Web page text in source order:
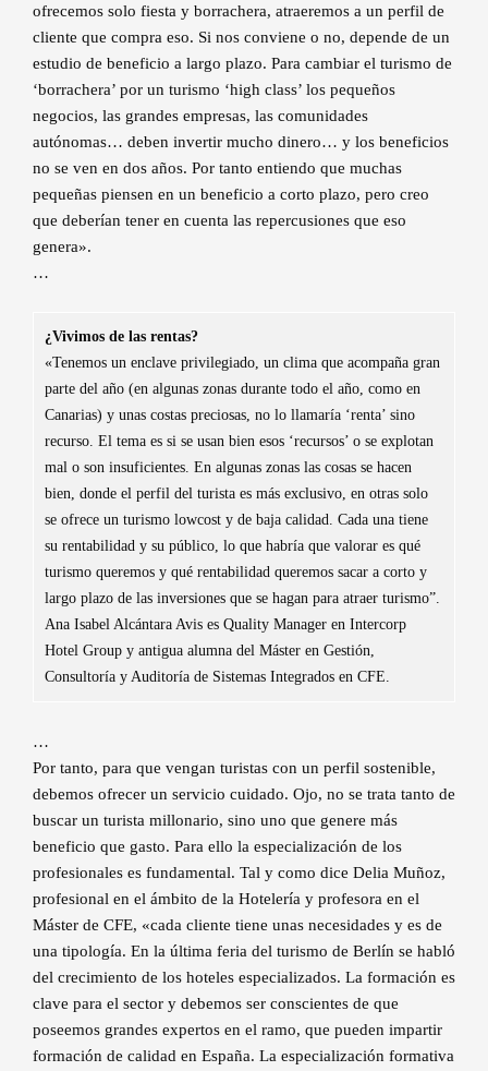
ofrecemos solo fiesta y borrachera, atraeremos a un perfil de
cliente que compra eso. Si nos conviene o no, depende de un
estudio de beneficio a largo plazo. Para cambiar el turismo de
‘borrachera’ por un turismo ‘high class’ los pequeños
negocios, las grandes empresas, las comunidades
autónomas… deben invertir mucho dinero… y los beneficios
no se ven en dos años. Por tanto entiendo que muchas
pequeñas piensen en un beneficio a corto plazo, pero creo
que deberían tener en cuenta las repercusiones que eso
genera».
…
¿Vivimos de las rentas?
«Tenemos un enclave privilegiado, un clima que acompaña gran
parte del año (en algunas zonas durante todo el año, como en
Canarias) y unas costas preciosas, no lo llamaría ‘renta’ sino
recurso. El tema es si se usan bien esos ‘recursos’ o se explotan
mal o son insuficientes. En algunas zonas las cosas se hacen
bien, donde el perfil del turista es más exclusivo, en otras solo
se ofrece un turismo lowcost y de baja calidad. Cada una tiene
su rentabilidad y su público, lo que habría que valorar es qué
turismo queremos y qué rentabilidad queremos sacar a corto y
largo plazo de las inversiones que se hagan para atraer turismo”.
Ana Isabel Alcántara Avis es Quality Manager en Intercorp
Hotel Group y antigua alumna del Máster en Gestión,
Consultoría y Auditoría de Sistemas Integrados en CFE.
…
Por tanto, para que vengan turistas con un perfil sostenible,
debemos ofrecer un servicio cuidado. Ojo, no se trata tanto de
buscar un turista millonario, sino uno que genere más
beneficio que gasto. Para ello la especialización de los
profesionales es fundamental. Tal y como dice Delia Muñoz,
profesional en el ámbito de la Hotelería y profesora en el
Máster de CFE, «cada cliente tiene unas necesidades y es de
una tipología. En la última feria del turismo de Berlín se habló
del crecimiento de los hoteles especializados. La formación es
clave para el sector y debemos ser conscientes de que
poseemos grandes expertos en el ramo, que pueden impartir
formación de calidad en España. La especialización formativa